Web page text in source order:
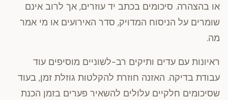
או בהצהרה. סיכומים בכתב יד עוזרים, אך לרוב אינם
שומרים על הניסוח המדויק, סדר האירועים או מי אמר
מה.
ראיונות עם עדים ותיקים רב-לשוניים מוסיפים עוד
עבודת בדיקה. האזנה חוזרת להקלטות גוזלת זמן, בעוד
שסיכומים חלקיים עלולים להשאיר פערים בזמן הכנת